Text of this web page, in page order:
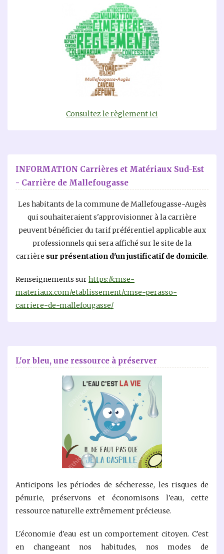
Consultez le règlement ici
INFORMATION Carrières et Matériaux Sud-Est
- Carrière de Mallefougasse
Les habitants de la commune de Mallefougasse-Augès
qui souhaiteraient s'approvisionner à la carrière
peuvent bénéficier du tarif préférentiel applicable aux
professionnels qui sera affiché sur le site de la
carrière sur présentation d'un justificatif de domicile.
Renseignements surhttps://cmse-
materiaux.com/etablissement/cmse-perasso-
carriere-de-mallefougasse/
L'or bleu, une ressource à préserver
Anticipons les périodes de sécheresse, les risques de
pénurie, préservons et économisons l'eau, cette
ressource naturelle extrêmement précieuse.
L'économie d'eau est un comportement citoyen. C'est
en changeant nos habitudes, nos modes de